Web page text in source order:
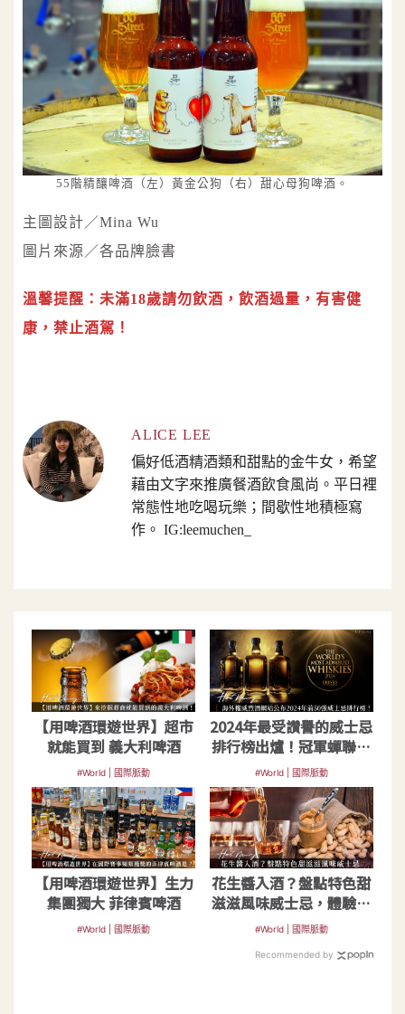
55階精釀啤酒（左）黃金公狗（右）甜心母狗啤酒。
主圖設計／Mina Wu
圖片來源／各品牌臉書
溫馨提醒：未滿18歲請勿飲酒，飲酒過量，有害健
康，禁止酒駕！
ALICE LEE
偏好低酒精酒類和甜點的金牛女，希望
藉由文字來推廣餐酒飲食風尚。平日裡
常態性地吃喝玩樂；間歇性地積極寫
作。 IG:leemuchen_
【用啤酒環遊世界】超市
就能買到 義大利啤酒
#World | 國際脈動
2024年最受讚譽的威士忌
排行榜出爐！冠軍蟬聯，
更有酒廠進步近30名
#World | 國際脈動
【用啤酒環遊世界】生力
集團獨大 菲律賓啤酒
#World | 國際脈動
花生醬入酒？盤點特色甜
滋滋風味威士忌，體驗意
想不到的味蕾碰撞
#World | 國際脈動
Recommended by